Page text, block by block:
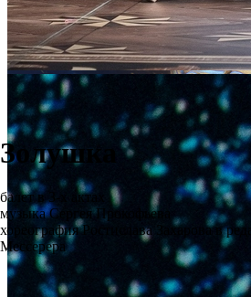
Золушка
балет в 3-х актах
музыка Сергея Прокофьева
хореография Ростислава Захарова в
Мессерера